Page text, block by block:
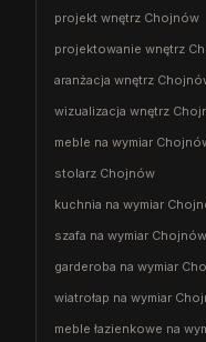
projekt wnętrz Chojnów
projektowanie wnętrz
aranżacja wnętrz
wizualizacja wnętrz
meble na wymiar
stolarz Chojnów
kuchnia na wymiar
szafa na wymiar Chojnów
garderoba na wymiar
wiatrołap na wymiar
meble łazienkowe na